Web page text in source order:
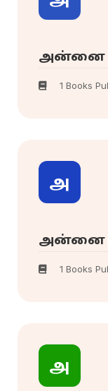
அன்னை
1 Books
அ
அன்னை
1 Books
அ